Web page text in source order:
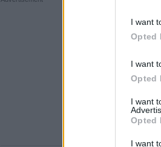
I want
Opted
I want
Opted
I want
Opted
I want